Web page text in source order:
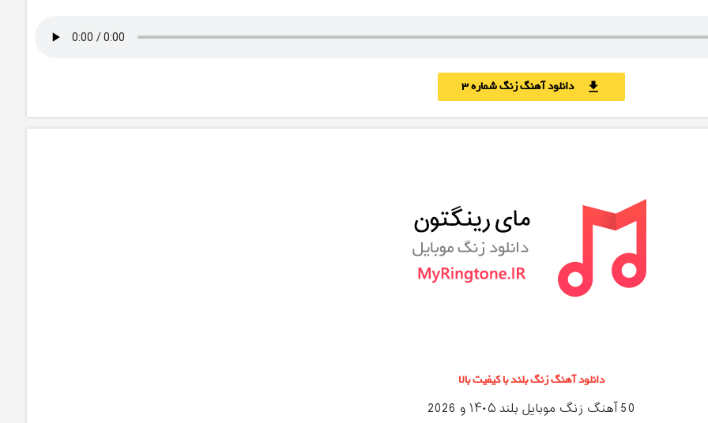
download دانلود آهنگ زنگ شماره 3
دانلود آهنگ زنگ بلند با کیفیت بالا
50 آهنگ زنگ موبایل بلند ۱۴۰۵ و 2026